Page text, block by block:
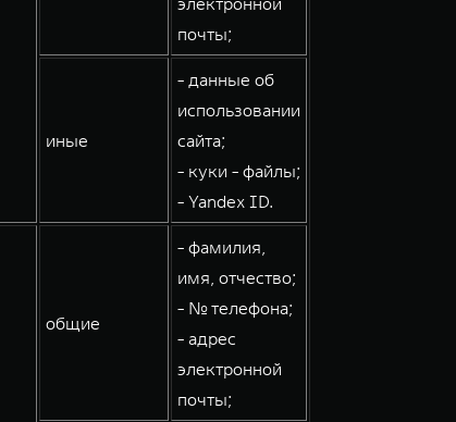
почты;
иные
- данные об
использовании
сайта;
- куки - файлы;
- Yandex ID.
общие
- фамилия,
имя, отчество;
- № телефона;
- адрес
электронной
почты;